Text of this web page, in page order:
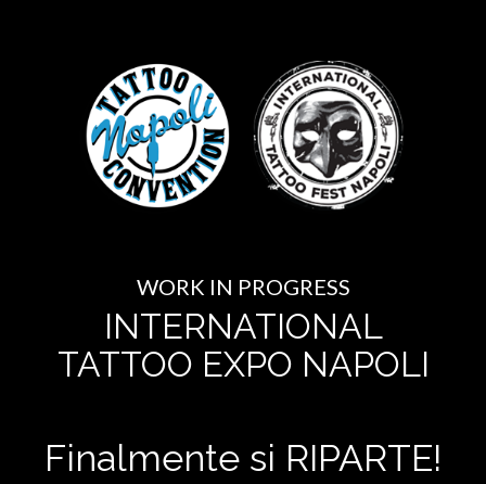
WORK IN PROGRESS
INTERNATIONAL
TATTOO EXPO NAPOLI
Finalmente si RIPARTE!